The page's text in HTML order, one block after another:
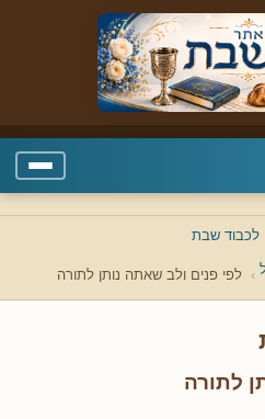
לכבוד שבת
לפי פנים ולב שאתה נותן לתורה
לתורה